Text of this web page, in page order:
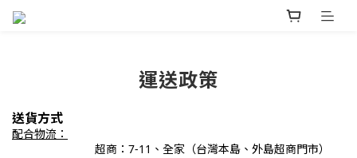
運送政策
送貨方式
配合物流：
超商：7-11、全家（台灣本島、外島超商門市）